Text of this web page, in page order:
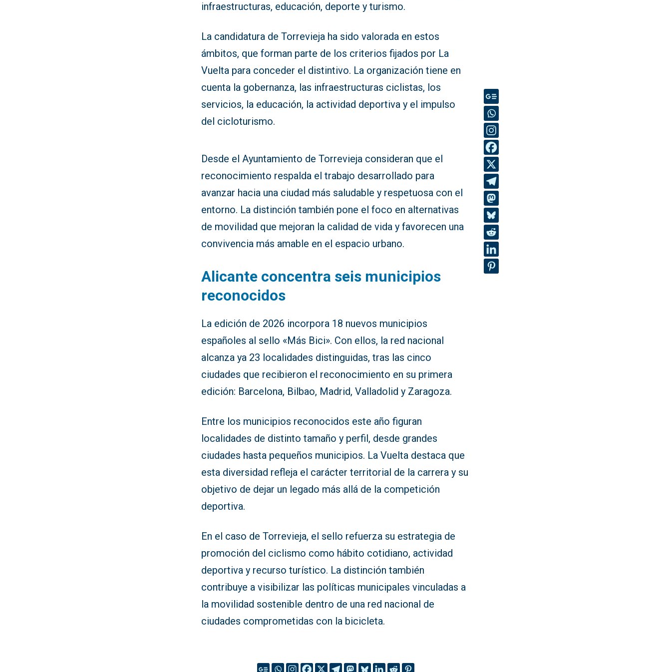
infraestructuras, educación, deporte y turismo.
La candidatura de Torrevieja ha sido valorada en estos
ámbitos, que forman parte de los criterios fijados por La
Vuelta para conceder el distintivo. La organización tiene en
cuenta la gobernanza, las infraestructuras ciclistas, los
servicios, la educación, la actividad deportiva y el impulso
del cicloturismo.
Desde el Ayuntamiento de Torrevieja consideran que el
reconocimiento respalda el trabajo desarrollado para
avanzar hacia una ciudad más saludable y respetuosa con el
entorno. La distinción también pone el foco en alternativas
de movilidad que mejoran la calidad de vida y favorecen una
convivencia más amable en el espacio urbano.
Alicante concentra seis municipios
reconocidos
La edición de 2026 incorpora 18 nuevos municipios
españoles al sello «Más Bici». Con ellos, la red nacional
alcanza ya 23 localidades distinguidas, tras las cinco
ciudades que recibieron el reconocimiento en su primera
edición: Barcelona, Bilbao, Madrid, Valladolid y Zaragoza.
Entre los municipios reconocidos este año figuran
localidades de distinto tamaño y perfil, desde grandes
ciudades hasta pequeños municipios. La Vuelta destaca que
esta diversidad refleja el carácter territorial de la carrera y su
objetivo de dejar un legado más allá de la competición
deportiva.
En el caso de Torrevieja, el sello refuerza su estrategia de
promoción del ciclismo como hábito cotidiano, actividad
deportiva y recurso turístico. La distinción también
contribuye a visibilizar las políticas municipales vinculadas a
la movilidad sostenible dentro de una red nacional de
ciudades comprometidas con la bicicleta.